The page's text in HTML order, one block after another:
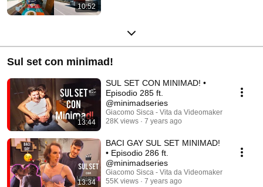
10:52
Sul set con minimad!
13:44
SUL SET CON MINIMAD! •
Episodio 285 ft.
@minimadseries
Giacomo Sisca - Vita da Videomaker
28K views
7 years ago
13:34
BACI GAY SUL SET MINIMAD!
• Episodio 286 ft.
@minimadseries
Giacomo Sisca - Vita da Videomaker
55K views
7 years ago